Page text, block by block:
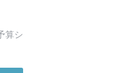
算シ